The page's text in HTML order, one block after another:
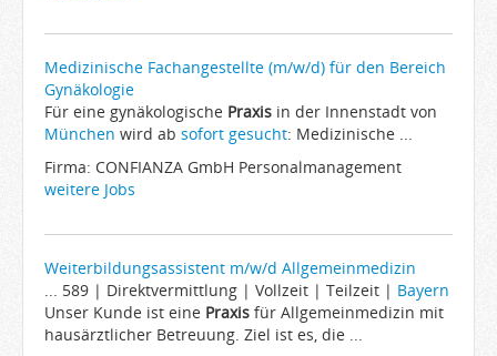
Medizinische Fachangestellte (m/w/d) für den Bereich
Gynäkologie
Für eine gynäkologische Praxis in der Innenstadt von
München wird ab sofort gesucht: Medizinische ...
Firma: CONFIANZA GmbH Personalmanagement
weitere Jobs
Weiterbildungsassistent m/w/d Allgemeinmedizin
... 589 | Direktvermittlung | Vollzeit | Teilzeit | Bayern
Unser Kunde ist eine Praxis für Allgemeinmedizin mit
hausärztlicher Betreuung. Ziel ist es, die ...